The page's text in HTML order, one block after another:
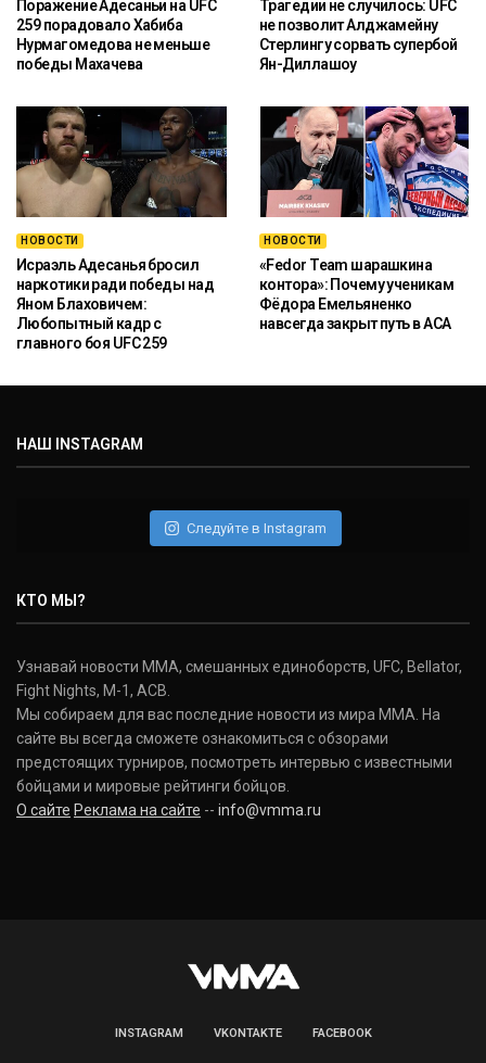
Поражение Адесаньи на UFC
259 порадовало Хабиба
Нурмагомедова не меньше
победы Махачева
Трагедии не случилось: UFC
не позволит Алджамейну
Стерлингу сорвать супербой
Ян-Диллашоу
НОВОСТИ
Исраэль Адесанья бросил
наркотики ради победы над
Яном Блаховичем:
Любопытный кадр с
главного боя UFC 259
НОВОСТИ
«Fedor Team шарашкина
контора»: Почему ученикам
Фёдора Емельяненко
навсегда закрыт путь в ACA
НАШ INSTAGRAM
Следуйте в Instagram
КТО МЫ?
Узнавай новости ММА, смешанных единоборств, UFC, Bellator,
Fight Nights, M-1, ACB.
Мы собираем для вас последние новости из мира ММА. На
сайте вы всегда сможете ознакомиться с обзорами
предстоящих турниров, посмотреть интервью с известными
бойцами и мировые рейтинги бойцов.
О сайте Реклама на сайте -- info@vmma.ru
INSTAGRAM VKONTAKTE FACEBOOK